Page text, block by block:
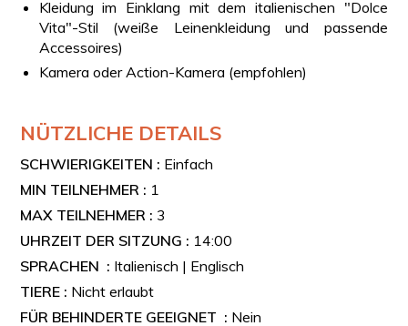
Kleidung im Einklang mit dem italienischen "Dolce
Vita"-Stil (weiße Leinenkleidung und passende
Accessoires)
Kamera oder Action-Kamera (empfohlen)
NÜTZLICHE DETAILS
SCHWIERIGKEITEN : Einfach
MIN TEILNEHMER : 1
MAX TEILNEHMER : 3
UHRZEIT DER SITZUNG : 14:00
SPRACHEN : Italienisch | Englisch
TIERE : Nicht erlaubt
FÜR BEHINDERTE GEEIGNET : Nein